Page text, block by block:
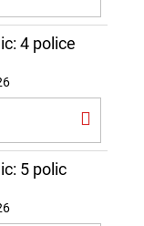
4 police
5 polic